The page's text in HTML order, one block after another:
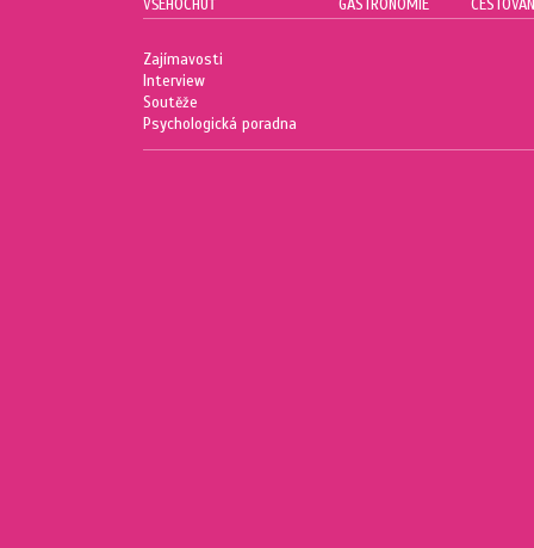
VŠEHOCHUŤ
Zajímavosti
Interview
Soutěže
Psychologická poradna
GASTRONOMIE